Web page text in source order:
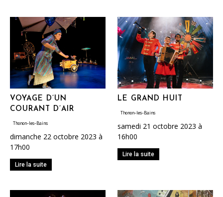
VOYAGE D’UN
COURANT D’AIR
Thonon-les-Bains
dimanche 22 octobre 2023 à
17h00
Lire la suite
LE GRAND HUIT
Thonon-les-Bains
samedi 21 octobre 2023 à
16h00
Lire la suite